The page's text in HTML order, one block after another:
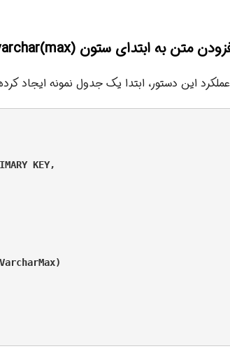
این دستور، ابتدا یک جدول نمونه ایجاد
KEY,